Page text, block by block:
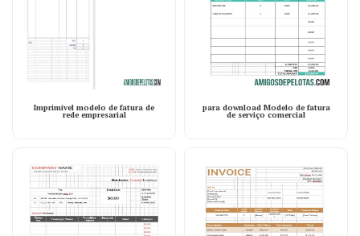
Imprimível modelo de fatura de
rede empresarial
para download Modelo de fatura
de serviço comercial